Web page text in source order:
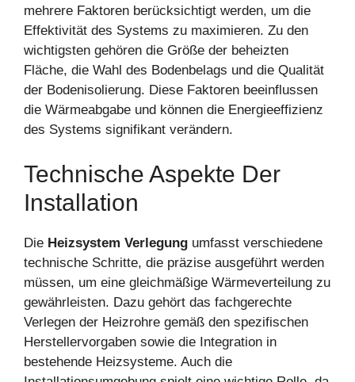
mehrere Faktoren berücksichtigt werden, um die
Effektivität des Systems zu maximieren. Zu den
wichtigsten gehören die Größe der beheizten
Fläche, die Wahl des Bodenbelags und die Qualität
der Bodenisolierung. Diese Faktoren beeinflussen
die Wärmeabgabe und können die Energieeffizienz
des Systems signifikant verändern.
Technische Aspekte Der
Installation
Die Heizsystem Verlegung umfasst verschiedene
technische Schritte, die präzise ausgeführt werden
müssen, um eine gleichmäßige Wärmeverteilung zu
gewährleisten. Dazu gehört das fachgerechte
Verlegen der Heizrohre gemäß den spezifischen
Herstellervorgaben sowie die Integration in
bestehende Heizsysteme. Auch die